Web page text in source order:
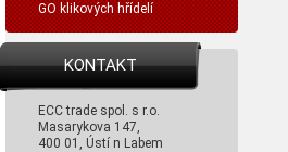
GO klikových hřídelí
KONTAKT
ECC trade spol. s r.o.
Masarykova 147,
400 01, Ústí n Labem